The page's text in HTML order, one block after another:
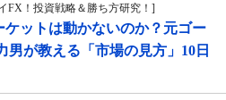
FX！投資戦略＆勝ち方研究！]
ットは動かないのか？元ゴー
男が教える「市場の見方」10日